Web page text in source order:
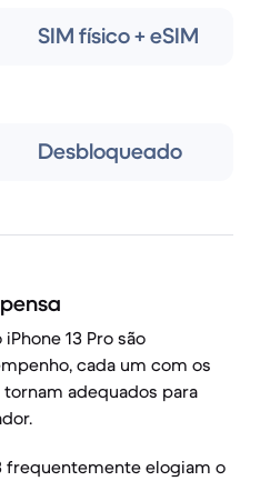
SIM físico + eSIM
Desbloqueado
13 Pro são
cada um com os
adequados para
frequentemente elogiam o